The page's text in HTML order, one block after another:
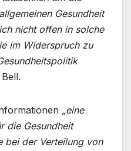
Gesundheit
nicht offen in solche
im Widerspruch zu
„eine
die Gesundheit
bei der Verteilung von